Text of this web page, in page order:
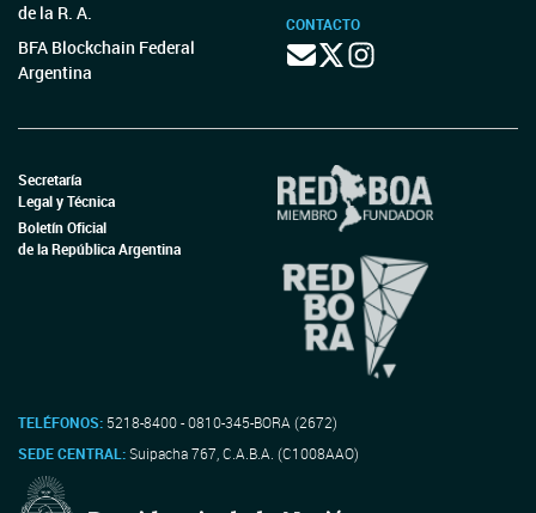
de la R. A.
BFA Blockchain Federal
Argentina
CONTACTO
Secretaría
Legal y Técnica
Boletín Oficial
de la República Argentina
TELÉFONOS: 5218-8400 - 0810-345-BORA (2672)
SEDE CENTRAL:Suipacha 767, C.A.B.A. (C1008AAO)